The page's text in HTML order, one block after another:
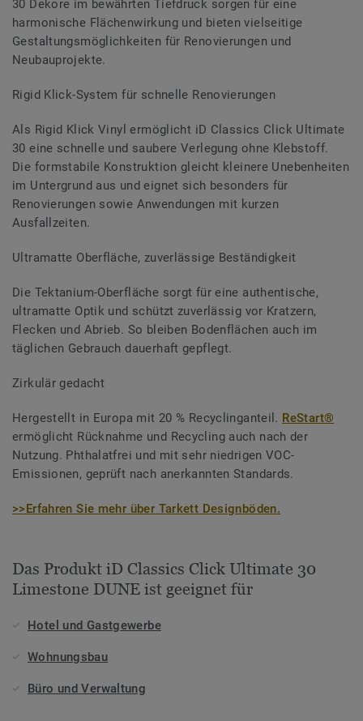
30 Dekore im bewährten Tiefdruck sorgen für eine
harmonische Flächenwirkung und bieten vielseitige
Gestaltungsmöglichkeiten für Renovierungen und
Neubauprojekte.
Rigid Klick-System für schnelle Renovierungen
Als Rigid Klick Vinyl ermöglicht iD Classics Click Ultimate
30 eine schnelle und saubere Verlegung ohne Klebstoff.
Die formstabile Konstruktion gleicht kleinere Unebenheiten
im Untergrund aus und eignet sich besonders für
Renovierungen sowie Anwendungen mit kurzen
Ausfallzeiten.
Ultramatte Oberfläche, zuverlässige Beständigkeit
Die Tektanium-Oberfläche sorgt für eine authentische,
ultramatte Optik und schützt zuverlässig vor Kratzern,
Flecken und Abrieb. So bleiben Bodenflächen auch im
täglichen Gebrauch dauerhaft gepflegt.
Zirkulär gedacht
Hergestellt in Europa mit 20 % Recyclinganteil. ReStart®
ermöglicht Rücknahme und Recycling auch nach der
Nutzung. Phthalatfrei und mit sehr niedrigen VOC-
Emissionen, geprüft nach anerkannten Standards.
>>Erfahren Sie mehr über Tarkett Designböden.
Das Produkt iD Classics Click Ultimate 30
Limestone DUNE ist geeignet für
Hotel und Gastgewerbe
Wohnungsbau
Büro und Verwaltung